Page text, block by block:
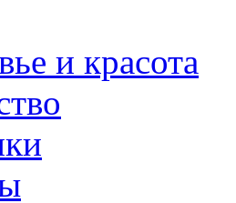
и красота